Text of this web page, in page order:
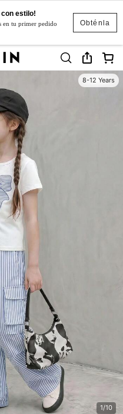
Obténla
con estilo!
en tu primer pedido
8-12 Years
1/10